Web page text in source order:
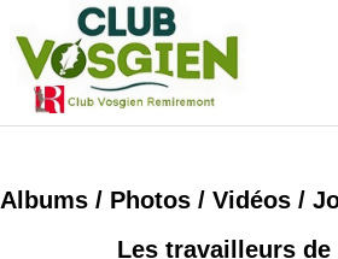
Accueil
Albums / Photos / Vidéos /
Les travailleurs